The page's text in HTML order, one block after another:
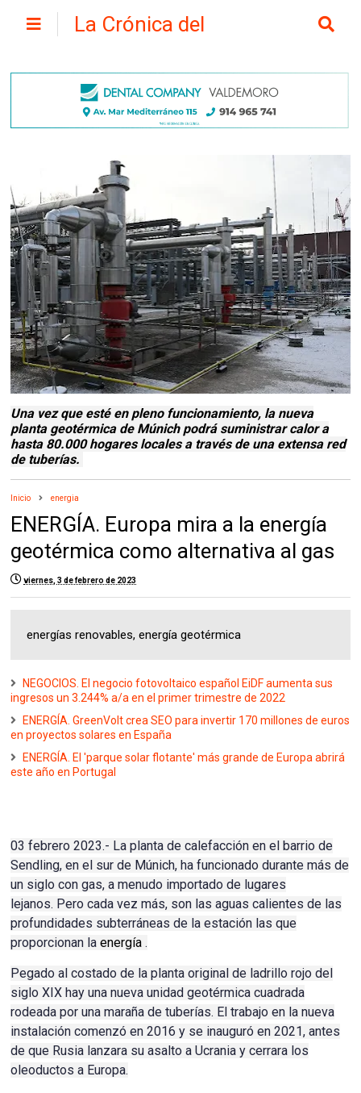
La Crónica del
Una vez que esté en pleno funcionamiento, la nueva
planta geotérmica de Múnich podrá suministrar calor a
hasta 80.000 hogares locales a través de una extensa red
de tuberías.
Inicio energia
ENERGÍA. Europa mira a la energía
geotérmica como alternativa al gas
viernes, 3 de febrero de 2023
energías renovables, energía geotérmica
NEGOCIOS. El negocio fotovoltaico español EiDF aumenta sus
ingresos un 3.244% a/a en el primer trimestre de 2022
ENERGÍA. GreenVolt crea SEO para invertir 170 millones de euros
en proyectos solares en España
ENERGÍA. El 'parque solar flotante' más grande de Europa abrirá
este año en Portugal
03 febrero 2023.- La planta de calefacción en el barrio de
Sendling, en el sur de Múnich, ha funcionado durante más de
un siglo con gas, a menudo importado de lugares
lejanos. Pero cada vez más, son las aguas calientes de las
profundidades subterráneas de la estación las que
proporcionan laenergía .
Pegado al costado de la planta original de ladrillo rojo del
siglo XIX hay una nueva unidad geotérmica cuadrada
rodeada por una maraña de tuberías. El trabajo en la nueva
instalación comenzó en 2016 y se inauguró en 2021, antes
de que Rusia lanzara su asalto a Ucrania y cerrara los
oleoductos a Europa.